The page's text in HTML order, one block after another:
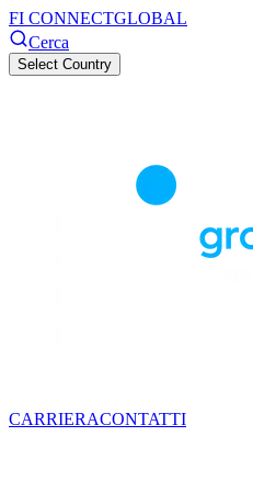
FI CONNECTGLOBAL
Cerca
Select Country
CARRIERACONTATTI